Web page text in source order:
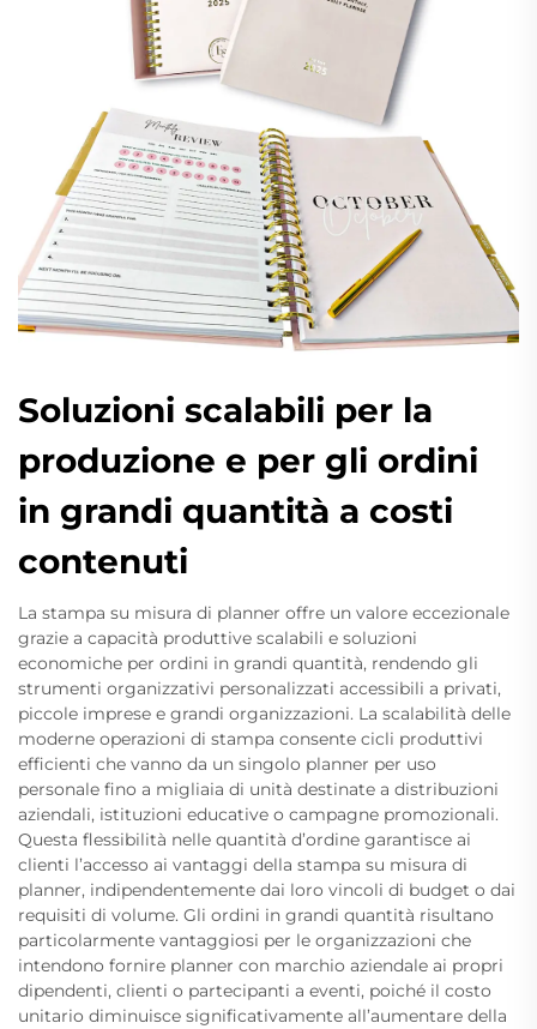
Soluzioni scalabili per la
produzione e per gli ordini
in grandi quantità a costi
contenuti
La stampa su misura di planner offre un valore eccezionale
grazie a capacità produttive scalabili e soluzioni
economiche per ordini in grandi quantità, rendendo gli
strumenti organizzativi personalizzati accessibili a privati,
piccole imprese e grandi organizzazioni. La scalabilità delle
moderne operazioni di stampa consente cicli produttivi
efficienti che vanno da un singolo planner per uso
personale fino a migliaia di unità destinate a distribuzioni
aziendali, istituzioni educative o campagne promozionali.
Questa flessibilità nelle quantità d’ordine garantisce ai
clienti l’accesso ai vantaggi della stampa su misura di
planner, indipendentemente dai loro vincoli di budget o dai
requisiti di volume. Gli ordini in grandi quantità risultano
particolarmente vantaggiosi per le organizzazioni che
intendono fornire planner con marchio aziendale ai propri
dipendenti, clienti o partecipanti a eventi, poiché il costo
unitario diminuisce significativamente all’aumentare della